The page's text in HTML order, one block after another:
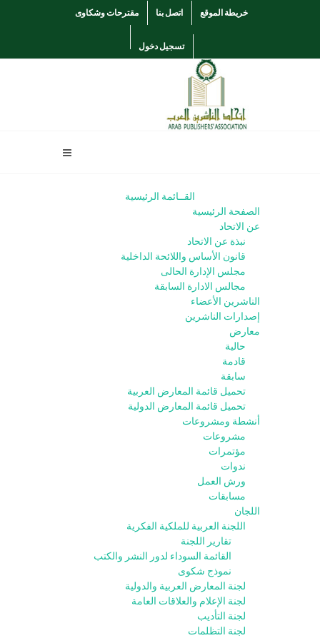
خريطة الموقع اتصل بنا مقترحات وشكاوى
تسجيل دخول
القــائمة الرئيسية
الصفحة الرئيسية
عن الاتحاد
نبذة عن الاتحاد
قانون الأساس واللائحة الداخلية
مجلس الإدارة الحالى
مجالس الادارة السابقة
الناشرين الأعضاء
إصدارات الناشرين
معارض
حالية
قادمة
سابقة
تحميل قائمة المعارض العربية
تحميل قائمة المعارض الدولية
أنشطة ومشروعات
مشروعات
مؤتمرات
ندوات
ورش العمل
مسابقات
اللجان
اللجنة العربية للملكية الفكرية
تقارير اللجنة
القائمة السوداء لدور النشر والكتب
نموذج شكوى
لجنة المعارض العربية والدولية
لجنة الإعلام والعلاقات العامة
لجنة التأديب
لجنة التظلمات